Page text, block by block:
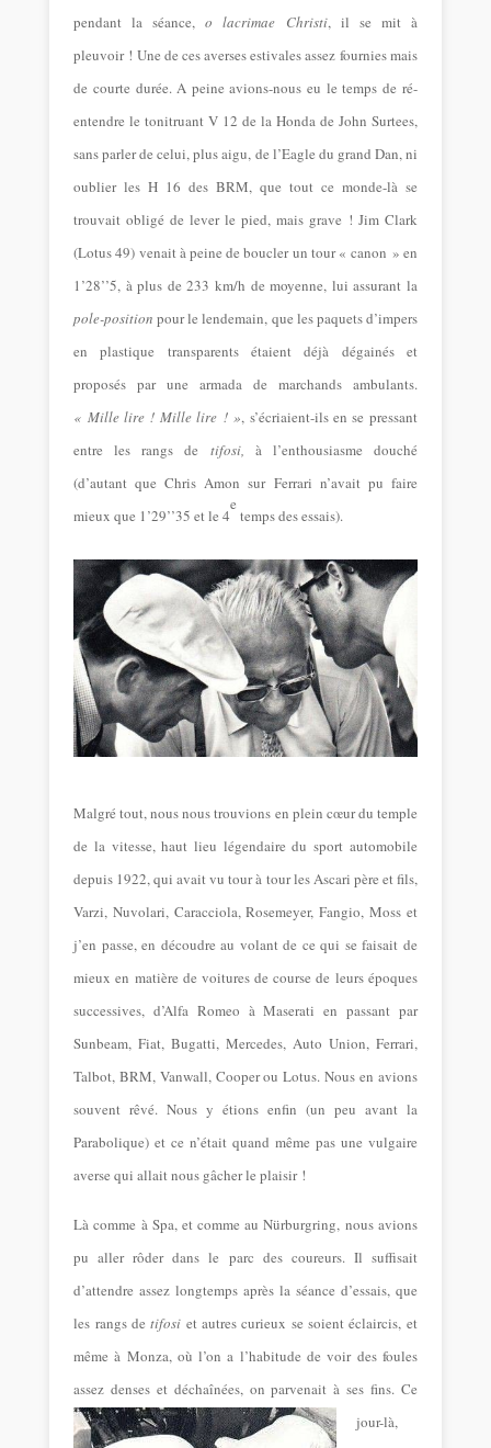
pendant la séance,o lacrimae Christi, il se mit à
pleuvoir ! Une de ces averses estivales assez fournies mais
de courte durée. A peine avions-nous eu le temps de ré-
entendre le tonitruant V 12 de la Honda de John Surtees,
sans parler de celui, plus aigu, de l’Eagle du grand Dan, ni
oublier les H 16 des BRM, que tout ce monde-là se
trouvait obligé de lever le pied, mais grave ! Jim Clark
(Lotus 49) venait à peine de boucler un tour « canon » en
1’28’’5, à plus de 233 km/h de moyenne, lui assurant la
pole-position pour le lendemain, que les paquets d’impers
en plastique transparents étaient déjà dégainés et
proposés par une armada de marchands ambulants.
« Mille lire ! Mille lire ! », s’écriaient-ils en se pressant
entre les rangs de tifosi, à l’enthousiasme douché
(d’autant que Chris Amon sur Ferrari n’avait pu faire
mieux que 1’29’’35 et le 4
e
temps des essais).
Malgré tout, nous nous trouvions en plein cœur du temple
de la vitesse, haut lieu légendaire du sport automobile
depuis 1922, qui avait vu tour à tour les Ascari père et fils,
Varzi, Nuvolari, Caracciola, Rosemeyer, Fangio, Moss et
j’en passe, en découdre au volant de ce qui se faisait de
mieux en matière de voitures de course de leurs époques
successives, d’Alfa Romeo à Maserati en passant par
Sunbeam, Fiat, Bugatti, Mercedes, Auto Union, Ferrari,
Talbot, BRM, Vanwall, Cooper ou Lotus. Nous en avions
souvent rêvé. Nous y étions enfin (un peu avant la
Parabolique) et ce n’était quand même pas une vulgaire
averse qui allait nous gâcher le plaisir !
Là comme à Spa, et comme au Nürburgring, nous avions
pu aller rôder dans le parc des coureurs. Il suffisait
d’attendre assez longtemps après la séance d’essais, que
les rangs detifosi et autres curieux se soient éclaircis, et
même à Monza, où l’on a l’habitude de voir des foules
assez denses et déchaînées, on parvenait à ses fins. Ce
jour-là,